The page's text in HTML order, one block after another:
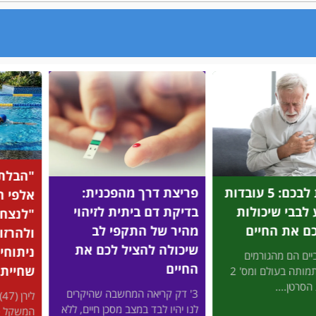
מהפכנית:
ביתית לזיהוי
התקפי לב
לכם את
המחשבה שהיקרים
"הבלתי מוזרקים": מיהם
אלפי הישראלים שהצליחו
"לנצח" את כוכבי הוליווד
ולהרזות בלי זריקות ובלי
ניתוחים - באמצעות
שחיית חתירה?
לירן (47) נבהל כשהמחוג של
המשקל כמעט הגיע ל-100, ודקלה
על
החיים